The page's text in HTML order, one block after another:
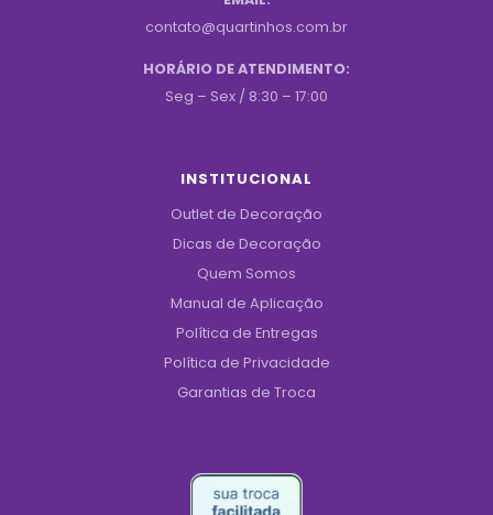
contato@quartinhos.com.br
HORÁRIO DE ATENDIMENTO:
Seg – Sex / 8:30 – 17:00
INSTITUCIONAL
Outlet de Decoração
Dicas de Decoração
Quem Somos
Manual de Aplicação
Política de Entregas
Política de Privacidade
Garantias de Troca